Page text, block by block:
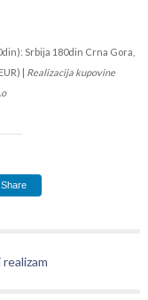
Srbija 180din Crna Gora,
| Realizacija kupovine
Share